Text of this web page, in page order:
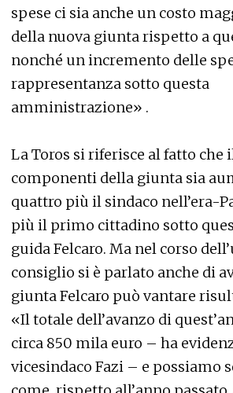
spese ci sia anche un costo
della nuova giunta rispetto a
nonché un incremento delle
rappresentanza sotto questa
amministrazione» .
La Toros si riferisce al fatto che
componenti della giunta sia
quattro più il sindaco nell’era-
più il primo cittadino sotto
guida Felcaro. Ma nel corso
consiglio si è parlato anche di
giunta Felcaro può vantare
«Il totale dell’avanzo di
circa 850 mila euro – ha
vicesindaco Fazi – e possiamo